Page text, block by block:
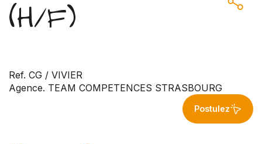
(H/F)
Ref. CG / VIVIER
Agence. TEAM COMPETENCES STRASBOURG
Postulez